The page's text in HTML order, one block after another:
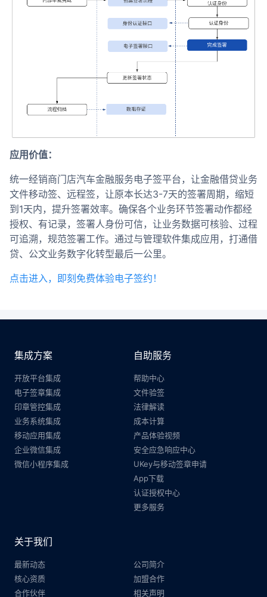
应用价值：
统一经销商门店汽车金融服务电子签平台，让金融借贷业务
文件移动签、远程签，让原本长达3-7天的签署周期，缩短
到1天内，提升签署效率。确保各个业务环节签署动作都经
授权、有记录，签署人身份可信，让业务数据可核验、过程
可追溯，规范签署工作。通过与管理软件集成应用，打通借
贷、公文业务数字化转型最后一公里。
点击进入，即刻免费体验电子签约！
集成方案
开放平台集成
电子签章集成
印章管控集成
业务系统集成
移动应用集成
企业微信集成
微信小程序集成
自助服务
帮助中心
文件验签
法律解读
成本计算
产品体验视频
安全应急响应中心
UKey与移动签章申请
App下载
认证授权中心
更多服务
关于我们
最新动态
公司简介
核心资质
加盟合作
合作伙伴
相关声明